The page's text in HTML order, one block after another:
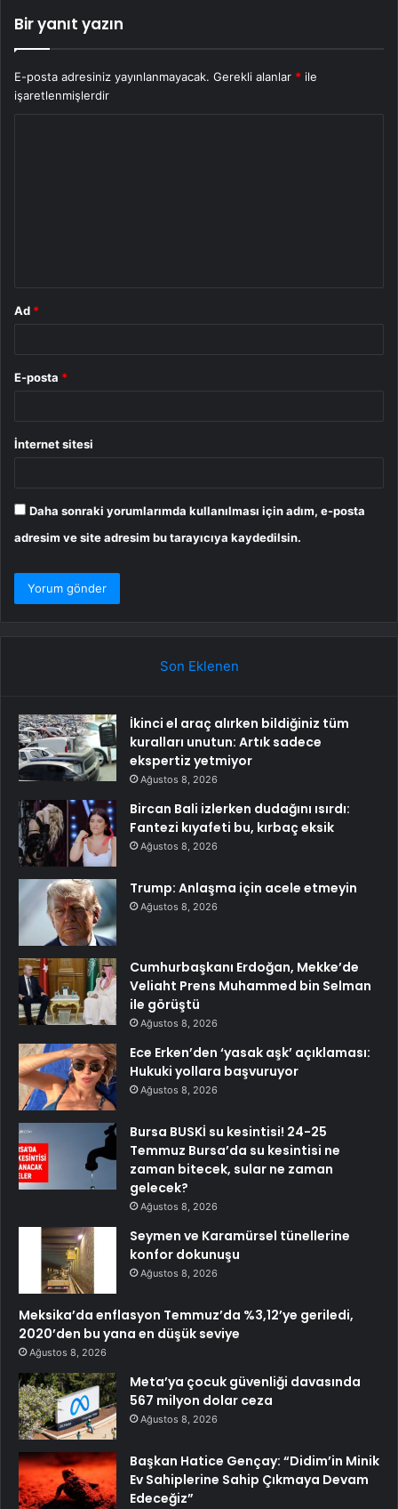
Bir yanıt yazın
E-posta adresiniz yayınlanmayacak. Gerekli alanlar * ile
işaretlenmişlerdir
Ad *
E-posta *
İnternet sitesi
Daha sonraki yorumlarımda kullanılması için adım, e-posta
adresim ve site adresim bu tarayıcıya kaydedilsin.
Son Eklenen
İkinci el araç alırken bildiğiniz tüm
kuralları unutun: Artık sadece
ekspertiz yetmiyor
Ağustos 8, 2026
Bircan Bali izlerken dudağını ısırdı:
Fantezi kıyafeti bu, kırbaç eksik
Ağustos 8, 2026
Trump: Anlaşma için acele etmeyin
Ağustos 8, 2026
Cumhurbaşkanı Erdoğan, Mekke’de
Veliaht Prens Muhammed bin Selman
ile görüştü
Ağustos 8, 2026
Ece Erken’den ‘yasak aşk’ açıklaması:
Hukuki yollara başvuruyor
Ağustos 8, 2026
Bursa BUSKİ su kesintisi! 24-25
Temmuz Bursa’da su kesintisi ne
zaman bitecek, sular ne zaman
gelecek?
Ağustos 8, 2026
Seymen ve Karamürsel tünellerine
konfor dokunuşu
Ağustos 8, 2026
Meksika’da enflasyon Temmuz’da %3,12’ye geriledi,
2020’den bu yana en düşük seviye
Ağustos 8, 2026
Meta’ya çocuk güvenliği davasında
567 milyon dolar ceza
Ağustos 8, 2026
Başkan Hatice Gençay: “Didim’in Minik
Ev Sahiplerine Sahip Çıkmaya Devam
Edeceğiz”